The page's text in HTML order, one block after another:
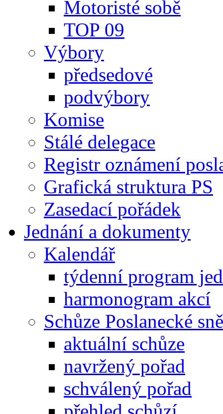
Motoristé sobě
TOP 09
Výbory
předsedové
podvýbory
Komise
Stálé delegace
Registr oznámení
Grafická struktura PS
Zasedací pořádek
Jednání a dokumenty
Kalendář
týdenní program
harmonogram akcí
Schůze Poslanecké
aktuální schůze
navržený pořad
schválený pořad